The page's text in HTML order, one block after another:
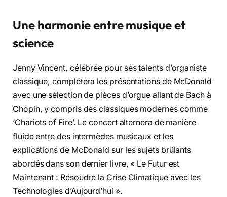
Une harmonie entre musique et
science
Jenny Vincent, célébrée pour ses talents d’organiste
classique, complétera les présentations de McDonald
avec une sélection de pièces d’orgue allant de Bach à
Chopin, y compris des classiques modernes comme
‘Chariots of Fire’. Le concert alternera de manière
fluide entre des intermèdes musicaux et les
explications de McDonald sur les sujets brûlants
abordés dans son dernier livre, « Le Futur est
Maintenant : Résoudre la Crise Climatique avec les
Technologies d’Aujourd’hui ».